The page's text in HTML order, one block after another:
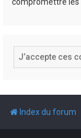
compromettre les
Index du forum